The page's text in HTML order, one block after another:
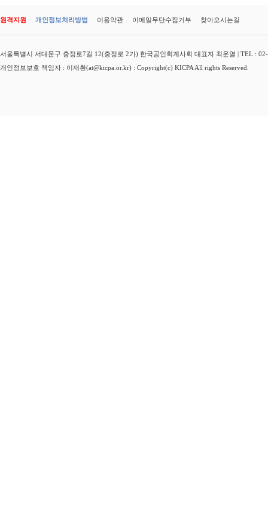
원격지원 개인정보처리방법 이용약관 이메일무단수집거부 찾아오시는길
서울특별시 서대문구 충정로7길 12(충정로 2가) 한국공인회계사회 대표자 최운열 | TEL :
개인정보보호 책임자 : 이재환(at@kicpa.or.kr) : Copyright(c) KICPA All rights Reserved.